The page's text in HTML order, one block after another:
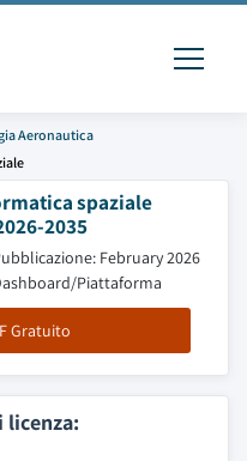
Aeronautica
spaziale
2035
February 2026
Piattaforma
Gratuito
licenza: